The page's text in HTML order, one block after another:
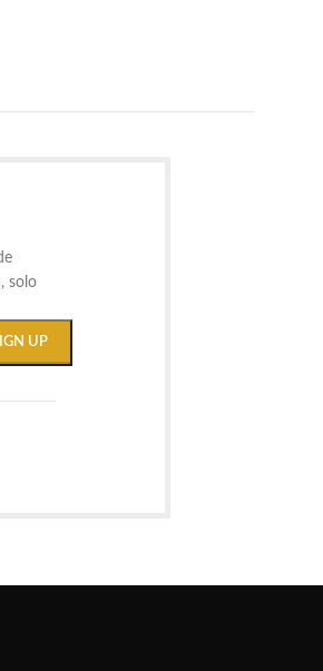
floral y efecto
solo